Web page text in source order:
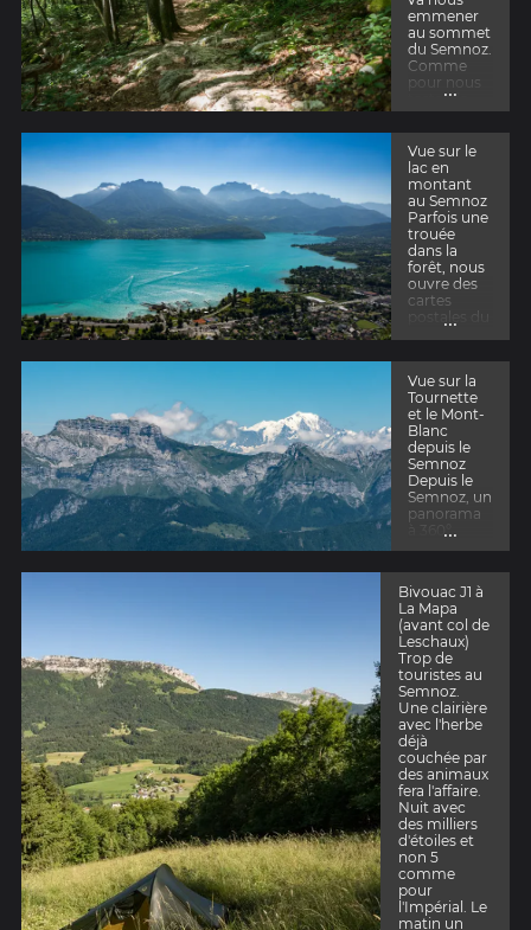
montagnes
.
emmener
au sommet
du Semnoz.
Comme
pour nous
tester, le
chemin
monte
agréablem
ent et
régulièrem
ent mais
sans répit
dans la
forêt.
...
Vue sur le
lac en
montant
au Semnoz
Parfois une
trouée
dans la
forêt, nous
ouvre des
cartes
Parfois le
GPS,
permet de
garder le
cap car de
nombreux
chemins se
croissent
dans cette
forêt. On
ressent très
vite que
trouve
dans le
terrain de
jeu et de
découverte
s des
Annéciens.
...
Vue sur la
Tournette
et le Mont-
Blanc
depuis le
Semnoz
Depuis le
Semnoz, un
panorama
à 360°
s'ouvre sur
de Savoie-
Mont-
Blanc.
...
Bivouac J1 à
La Mapa
(avant col de
Leschaux)
Trop de
touristes au
Semnoz.
Une clairière
avec l'herbe
déjà
couchée par
des animaux
fera l'affaire.
Nuit avec
des milliers
d'étoiles et
non 5
comme
pour
l'Impérial. Le
matin un